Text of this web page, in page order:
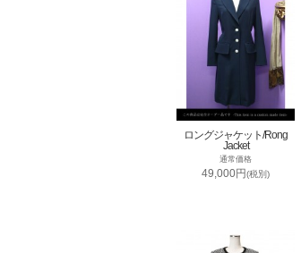
ロングジャケット/Rong
Jacket
通常価格
49,000円(税別)